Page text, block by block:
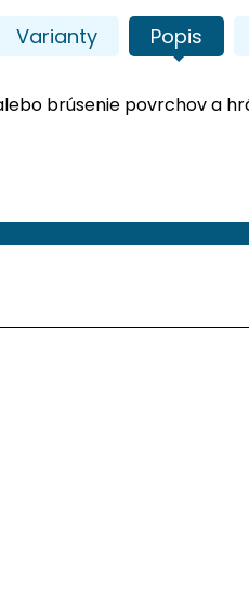
Varianty Popis
brúsenie povrchov a